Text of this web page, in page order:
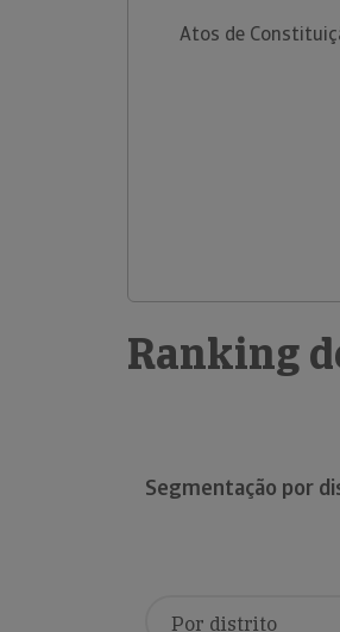
Atos de
Ranking
Segmentação por